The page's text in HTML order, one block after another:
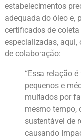
estabelecimentos
adequada do óleo e,
certificados de
especializadas, aqui,
de colaboração:
“Essa relação
pequenos e
multados por
mesmo tempo,
sustentável de
causando